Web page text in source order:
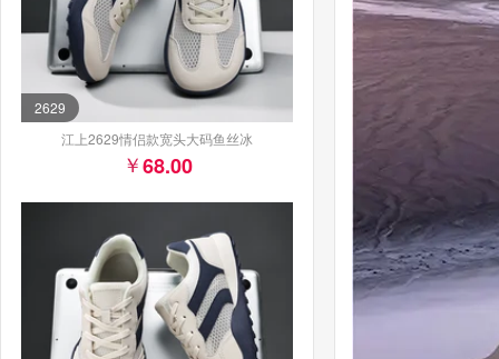
2629
江上2629情侣款宽头大码鱼丝冰
68.00